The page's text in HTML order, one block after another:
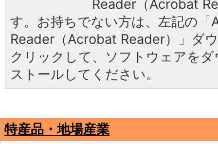
Reader（Acrobat
す。お持ちでない方は、左記の「
Reader（Acrobat Reader）」ダ
クリックして、ソフトウェアを
ストールしてください。
特産品・地場産業